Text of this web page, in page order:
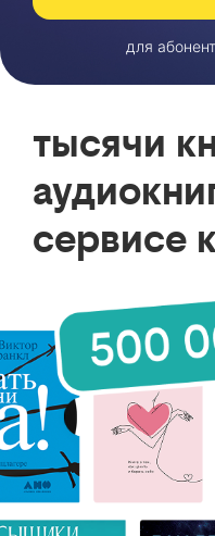
для
тысячи
сервисе